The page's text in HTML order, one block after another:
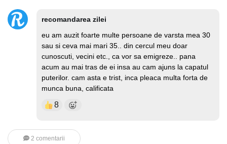
recomandarea zilei
eu am auzit foarte multe persoane de varsta mea 30
sau si ceva mai mari 35.. din cercul meu doar
cunoscuti, vecini etc., ca vor sa emigreze.. pana
acum au mai tras de ei insa au cam ajuns la capatul
puterilor. cam asta e trist, inca pleaca multa forta de
munca buna, calificata
8
2 comentarii